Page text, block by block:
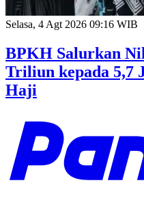
Selasa, 4 Agt 2026 09:16 WIB
BPKH Salurkan
Triliun kepada 5,7
Haji